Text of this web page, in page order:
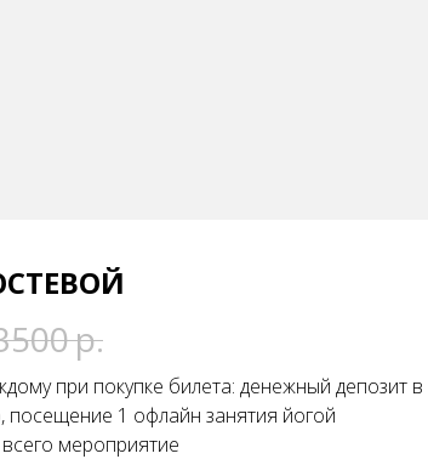
р.
при покупке билета: денежный депозит в
посещение 1 офлайн занятия йогой
мероприятие